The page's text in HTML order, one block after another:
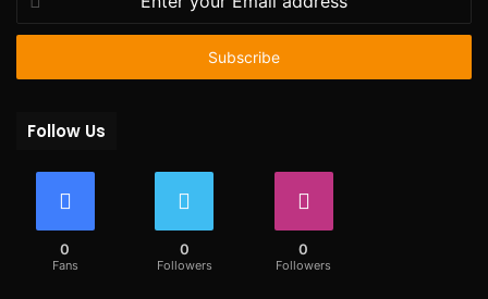
your
Email
Follow Us
0
Fans
0
Followers
0
Followers